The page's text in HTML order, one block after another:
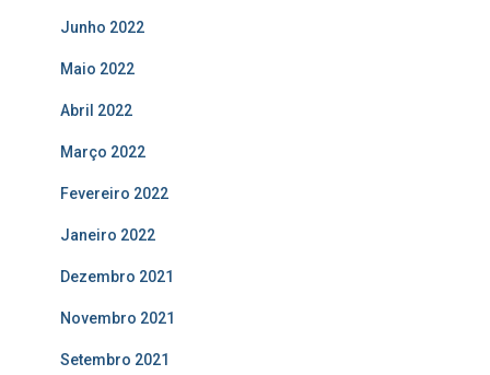
Junho 2022
Maio 2022
Abril 2022
Março 2022
Fevereiro 2022
Janeiro 2022
Dezembro 2021
Novembro 2021
Setembro 2021